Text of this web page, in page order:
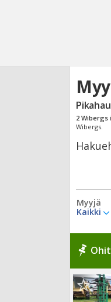
2 Wibergs
Wibergs.
Myyjä
Kaikki